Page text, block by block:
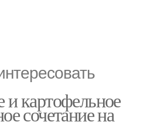
картофельное
сочетание на